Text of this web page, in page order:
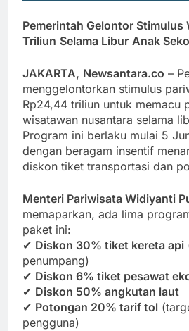
Pemerintah Gelontor Stimulus
Triliun Selama Libur Anak
JAKARTA, Newsantara.co –
menggelontorkan stimulus
Rp24,44 triliun untuk memacu
wisatawan nusantara selama
Program ini berlaku mulai 5
dengan beragam insentif
diskon tiket transportasi dan
Menteri Pariwisata Widiyanti
memaparkan, ada lima
paket ini:
✔ Diskon 30% tiket kereta api
penumpang)
✔ Diskon 6% tiket pesawat
✔ Diskon 50% angkutan laut
✔ Potongan 20% tarif tol
pengguna)